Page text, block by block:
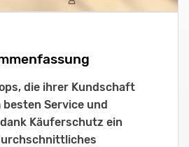
die ihrer Kundschaft
besten Service und
Käuferschutz ein